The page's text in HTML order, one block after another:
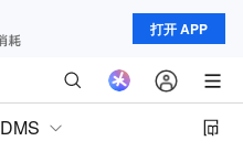
打开 APP